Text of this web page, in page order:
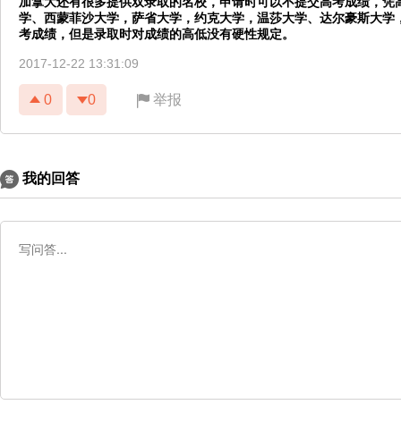
学、西蒙菲沙大学，萨省大学，约克大学，温莎大学、达尔豪斯大
考成绩，但是录取时对成绩的高低没有硬性规定。
2017-12-22 13:31:09
0 0 举报
我的回答